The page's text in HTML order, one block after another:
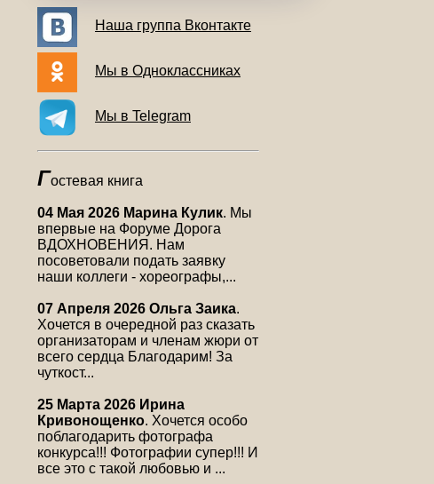
Наша группа Вконтакте
Мы в Одноклассниках
Мы в Telegram
Гостевая книга
04 Мая 2026 Марина Кулик. Мы
впервые на Форуме Дорога
ВДОХНОВЕНИЯ. Нам
посоветовали подать заявку
наши коллеги - хореографы,...
07 Апреля 2026 Ольга Заика.
Хочется в очередной раз сказать
организаторам и членам жюри от
всего сердца Благодарим! За
чуткост...
25 Марта 2026 Ирина
Кривонощенко. Хочется особо
поблагодарить фотографа
конкурса!!! Фотографии супер!!! И
все это с такой любовью и ...